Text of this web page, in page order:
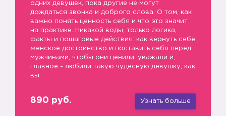
одних девушек, пока другие не могут
дождаться звонка и доброго слова. О том, как
важно понять ценность себя и что это значит
на практике. Никакой воды, только логика,
факты и пошаговые действия: как вернуть себе
женское достоинство и поставить себя перед
мужчинами, чтобы они ценили, уважали и,
главное - любили такую чудесную девушку, как
вы.
890 руб. Узнать больше